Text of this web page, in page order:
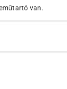
van.